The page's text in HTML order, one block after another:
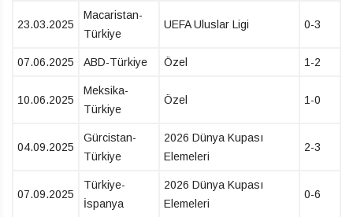
23.03.2025
Macaristan-
Türkiye
UEFA Uluslar Ligi 0-3
07.06.2025 ABD-Türkiye Özel 1-2
10.06.2025
Meksika-
Türkiye
Özel 1-0
04.09.2025
Gürcistan-
Türkiye
2026 Dünya Kupası
Elemeleri
2-3
07.09.2025
Türkiye-
İspanya
2026 Dünya Kupası
Elemeleri
0-6